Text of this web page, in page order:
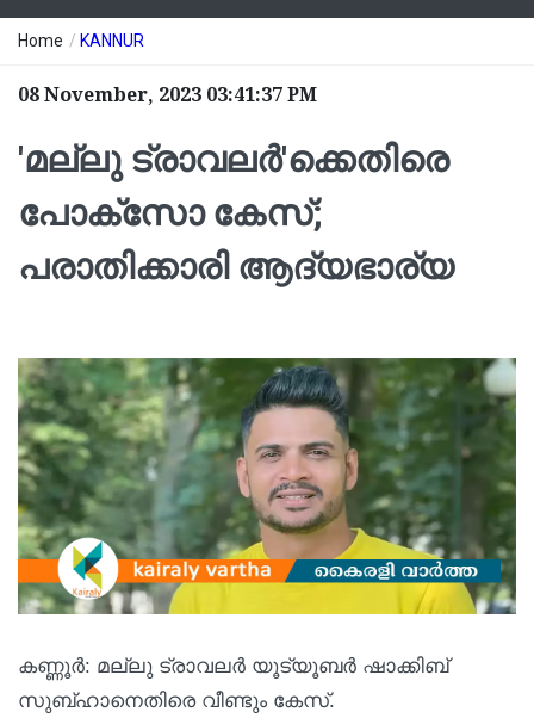
Home / KANNUR
08 November, 2023 03:41:37 PM
'മല്ലു ട്രാവലർ'ക്കെതിരെ
പോക്‌സോ കേസ്;
പരാതിക്കാരി ആദ്യഭാര്യ
കണ്ണൂര്‍: മല്ലു ട്രാവലര്‍ യൂട്യൂബര്‍ ഷാക്കിബ്
സുബ്ഹാനെതിരെ വീണ്ടും കേസ്.